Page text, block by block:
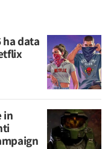
ha data
in